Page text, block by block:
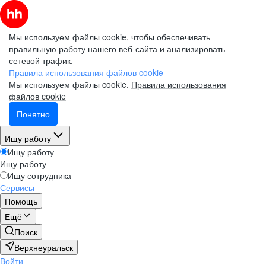
Мы используем файлы cookie, чтобы обеспечивать
правильную работу нашего веб-сайта и анализировать
сетевой трафик.
Правила использования файлов cookie
Мы используем файлы cookie. Правила использования
файлов cookie
Понятно
Ищу работу
Ищу работу
Ищу работу
Ищу сотрудника
Сервисы
Помощь
Ещё
Поиск
Верхнеуральск
Войти